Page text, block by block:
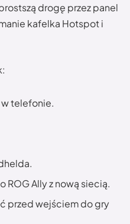
drogę przez panel
kafelka Hotspot i
telefonie.
ROG Ally z nową siecią.
przed wejściem do gry